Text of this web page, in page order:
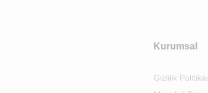
Kurumsal
Gizlilik